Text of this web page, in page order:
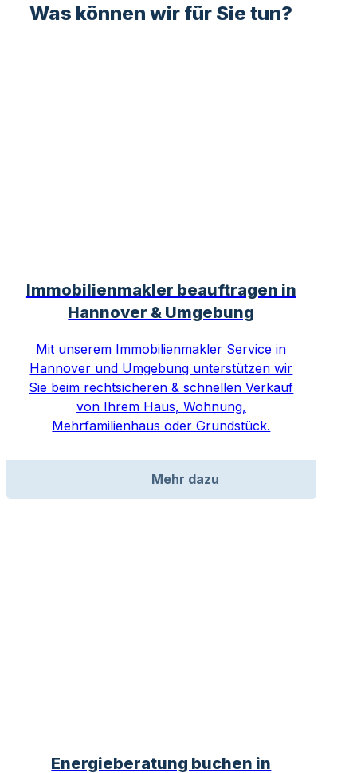
Was können wir für Sie tun?
Immobilienmakler beauftragen in
Hannover & Umgebung
Mit unserem Immobilienmakler Service in
Hannover und Umgebung unterstützen wir
Sie beim rechtsicheren & schnellen Verkauf
von Ihrem Haus, Wohnung,
Mehrfamilienhaus oder Grundstück.
Mehr dazu
Energieberatung buchen in